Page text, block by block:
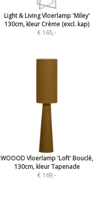
Light & Living Vloerlamp 'Miley'
130cm, kleur Crème (excl. kap)
€ 165,-
WOOOD Vloerlamp 'Loft' Bouclé,
130cm, kleur Tapenade
€ 169,-